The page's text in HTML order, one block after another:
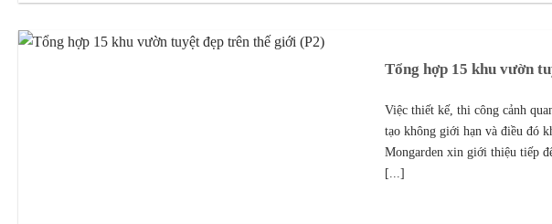
Tổng hợp 15 khu vườn
Việc thiết kế, thi công cảnh
tạo không giới hạn và điều đó
Mongarden xin giới thiệu tiếp
[...]